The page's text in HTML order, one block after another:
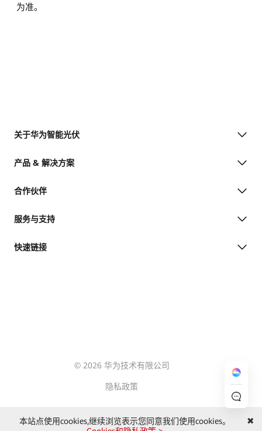
本站点使用cookies,继续浏览表示您同意我们使用cookies。
为准。
关于华为智能光伏
产品 & 解决方案
合作伙伴
服务与支持
快速链接
© 2026 华为技术有限公司
隐私政策